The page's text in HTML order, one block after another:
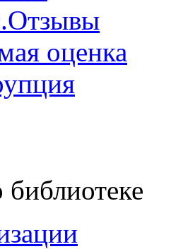
оценка